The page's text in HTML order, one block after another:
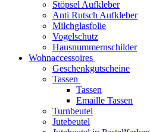
Stöpsel Aufkleber
Anti Rutsch Aufkleber
Milchglasfolie
Vogelschutz
Hausnummernschilder
Wohnaccessoires
Geschenkgutscheine
Tassen
Tassen
Emaille Tassen
Turnbeutel
Jutebeutel